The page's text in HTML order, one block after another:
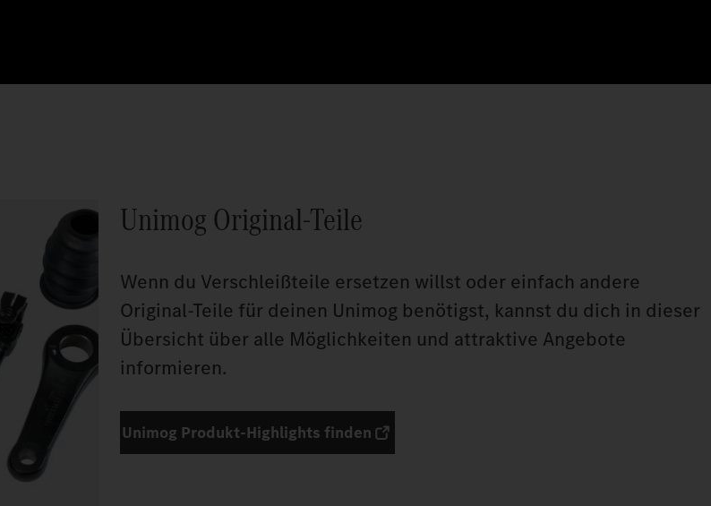
Unimog Original-Teile
Wenn du Verschleißteile ersetzen willst oder einfach andere
Original-Teile für deinen Unimog benötigst, kannst du dich in dieser
Übersicht über alle Möglichkeiten und attraktive Angebote
informieren.
Unimog Produkt-Highlights finden